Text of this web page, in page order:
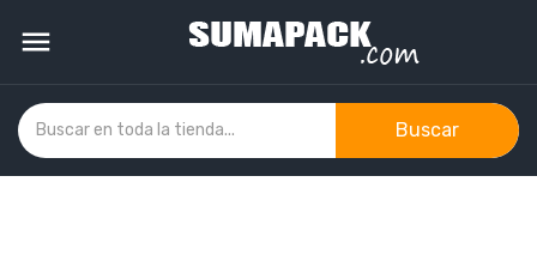

Buscar